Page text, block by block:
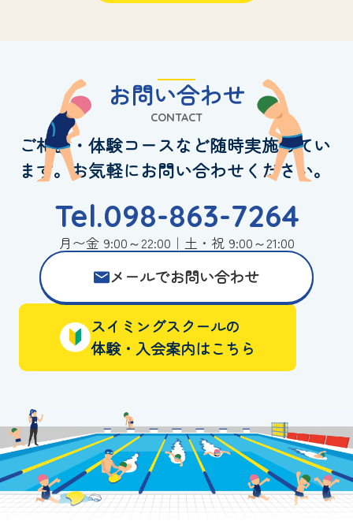
お問い合わせ
CONTACT
ご相談・体験コースなど随時実施してい
ます。お気軽にお問い合わせください。
Tel.098-863-7264
月〜金 9:00～22:00｜土・祝 9:00～21:00
メールでお問い合わせ
スイミングスクールの
体験・入会案内はこちら